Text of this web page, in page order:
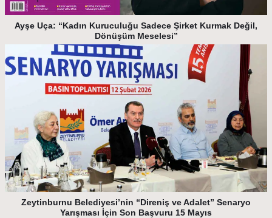
Ayşe Uça: “Kadın Kuruculuğu Sadece Şirket Kurmak Değil,
Dönüşüm Meselesi”
Zeytinburnu Belediyesi’nin “Direniş ve Adalet” Senaryo
Yarışması İçin Son Başvuru 15 Mayıs